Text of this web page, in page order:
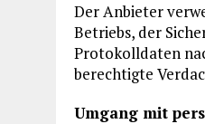
Der Anbieter
Betriebs, der
Protokolldaten
berechtigte
Umgang mit